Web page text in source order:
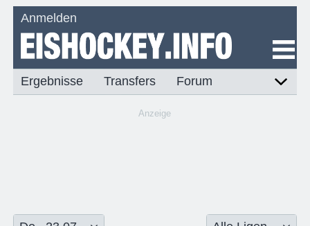
Anmelden
Ergebnisse Transfers Forum
Anzeige